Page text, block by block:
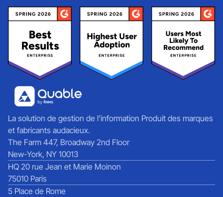
La solution de gestion de l’information Produit des marques
et fabricants audacieux.
The Farm 447, Broadway 2nd Floor
New-York, NY 10013
HQ 20 rue Jean et Marie Moinon
75010 Paris
5 Place de Rome